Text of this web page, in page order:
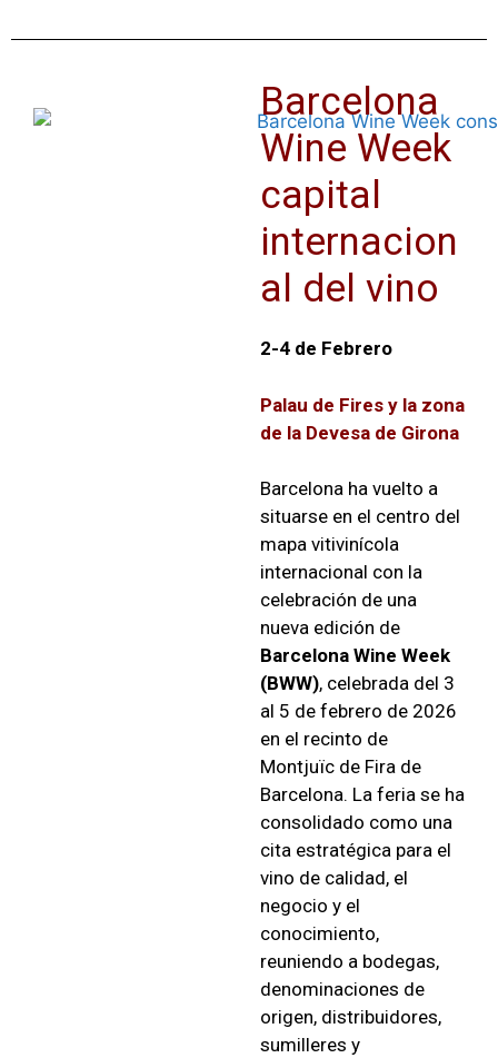
Barcelona
Wine Week
capital
internacion
al del vino
2-4 de Febrero
Palau de Fires y la zona
de la Devesa de Girona
Barcelona ha vuelto a
situarse en el centro del
mapa vitivinícola
internacional con la
celebración de una
nueva edición de
Barcelona Wine Week
(BWW), celebrada del 3
al 5 de febrero de 2026
en el recinto de
Montjuïc de Fira de
Barcelona. La feria se ha
consolidado como una
cita estratégica para el
vino de calidad, el
negocio y el
conocimiento,
reuniendo a bodegas,
denominaciones de
origen, distribuidores,
sumilleres y